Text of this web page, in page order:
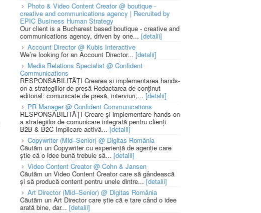
Photo & Video Content Creator @ boutique -
creative and communications agency | Recruited by
EPIC Business Human Strategy
Our client is a Bucharest based boutique - creative and
communications agency, driven by one... [detalii]
Account Director @ Kubis Interactive
We’re looking for an Account Director... [detalii]
Media Relations Specialist @ Confident
Communications
RESPONSABILITĂȚI Crearea și implementarea hands-
on a strategiilor de presă Redactarea de conținut
editorial: comunicate de presă, interviuri,... [detalii]
PR Manager @ Confident Communications
RESPONSABILITĂȚI Creare și implementare hands-on
a strategiilor de comunicare integrată pentru clienți
B2B & B2C Implicare activă... [detalii]
Copywriter (Mid–Senior) @ Digitas România
Căutăm un Copywriter cu experiență de agenție care
știe că o idee bună trebuie să... [detalii]
Video Content Creator @ Cohn & Jansen
Căutăm un Video Content Creator care să gândească
și să producă content pentru unele dintre... [detalii]
Art Director (Mid–Senior) @ Digitas România
Căutăm un Art Director care știe că e tare când o idee
arată bine, dar... [detalii]